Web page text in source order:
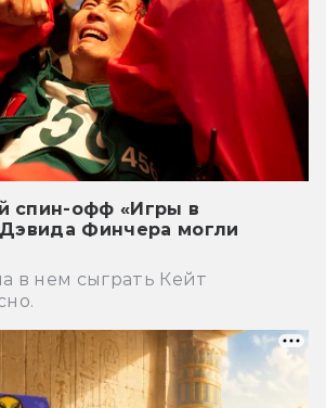
спин-офф «Игры в
Финчера могли
в нем сыграть Кейт